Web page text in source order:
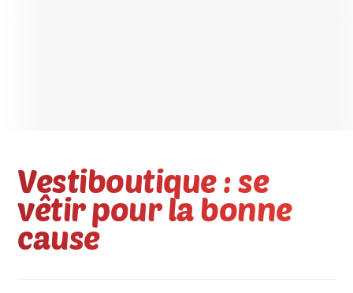
Vestiboutique : se
vêtir pour la bonne
cause